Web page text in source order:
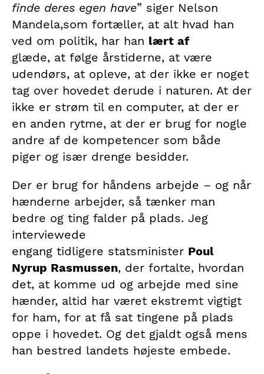
finde deres egen have” siger Nelson
Mandela,som fortæller, at alt hvad han
ved om politik, har han lært af
glæde, at følge årstiderne, at være
udendørs, at opleve, at der ikke er noget
tag over hovedet derude i naturen. At der
ikke er strøm til en computer, at der er
en anden rytme, at der er brug for nogle
andre af de kompetencer som både
piger og især drenge besidder.
Der er brug for håndens arbejde – og når
hænderne arbejder, så tænker man
bedre og ting falder på plads. Jeg
interviewede
engang tidligere statsminister Poul
Nyrup Rasmussen, der fortalte, hvordan
det, at komme ud og arbejde med sine
hænder, altid har været ekstremt vigtigt
for ham, for at få sat tingene på plads
oppe i hovedet. Og det gjaldt også mens
han bestred landets højeste embede.